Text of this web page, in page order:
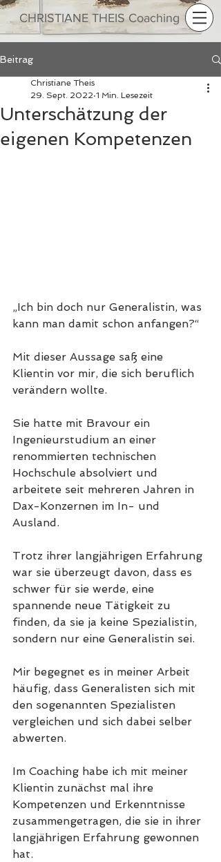
CHRISTIANE THEIS Coaching
Beitrag
Unterschätzung der
eigenen Kompetenzen
Christiane Theis
29. Sept. 2022 1 Min. Lesezeit
„Ich bin doch nur Generalistin, was
kann man damit schon anfangen?“
Mit dieser Aussage saß eine
Klientin vor mir, die sich beruflich
verändern wollte.
Sie hatte mit Bravour ein
Ingenieurstudium an einer
renommierten technischen
Hochschule absolviert und
arbeitete seit mehreren Jahren in
Dax-Konzernen im In- und
Ausland.
Trotz ihrer langjährigen Erfahrung
war sie überzeugt davon, dass es
schwer für sie werde, eine
spannende neue Tätigkeit zu
finden, da sie ja keine Spezialistin,
sondern nur eine Generalistin sei.
Mir begegnet es in meiner Arbeit
häufig, dass Generalisten sich mit
den sogenannten Spezialisten
vergleichen und sich dabei selber
abwerten.
Im Coaching habe ich mit meiner
Klientin zunächst mal ihre
Kompetenzen und Erkenntnisse
zusammengetragen, die sie in ihrer
langjährigen Erfahrung gewonnen
hat.